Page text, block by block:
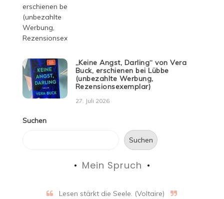
„Keine Angst, Darling“ von Vera
Buck, erschienen bei Lübbe
(unbezahlte Werbung,
Rezensionsexemplar)
27. Juli 2026
Suchen
Suchen
Mein Spruch
Lesen stärkt die Seele. (Voltaire)